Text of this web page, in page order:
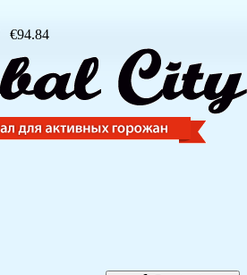
€94.84